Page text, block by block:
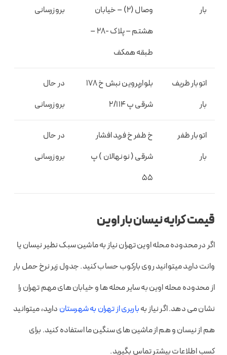
بار
وصال (2) – خیابان
هشتم – پلاک -28 –
طبقه همکف
بروزرسانی
اتوبار ظریف
بار
بلوارپروین نبش خ 178
شرقی پ 2/114
در حال
بروزرسانی
اتوبار ظفر
بار
خ ظفر خ فرید افشار
شرقی ( نونهالان ) پ
55
در حال
بروزرسانی
قیمت کرایه نیسان بار اوین
اگر در محدوده محله اوین تهران نیاز به ماشین سبک نظیر نیسان یا
وانت دارید میتوانید روی بارکوب حساب کنید. جدول زیر نرخ حمل بار
از محدوده محله اوین به سایر محله ها و خیابان های مهم تهران را
نشان می دهد. اگر نیاز بهباربری از تهران به شهرستان دارید، میتوانید
هم از نیسان و هم از ماشین های سنگین ما استفاده کنید. برای
کسب اطلاعات بیشتر تماس بگیرید.